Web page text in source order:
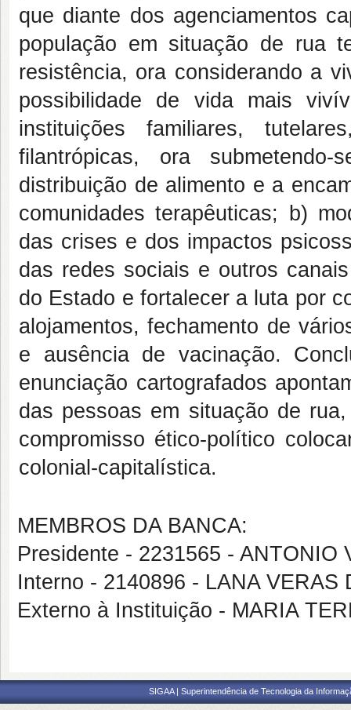
que diante dos agenciamentos
população em situação de rua
resistência, ora considerando a
possibilidade de vida mais
instituições familiares,
filantrópicas, ora
distribuição de alimento e a
comunidades terapêuticas; b)
das crises e dos impactos
das redes sociais e outros
do Estado e fortalecer a luta por
alojamentos, fechamento de
e ausência de vacinação.
enunciação cartografados
das pessoas em situação de
compromisso ético-político
colonial-capitalística.
MEMBROS DA BANCA:
Presidente - 2231565 - ANTONIO
Interno - 2140896 - LANA VERAS
Externo à Instituição - MARIA
SIGAA | Superintendência de Tecnologia da